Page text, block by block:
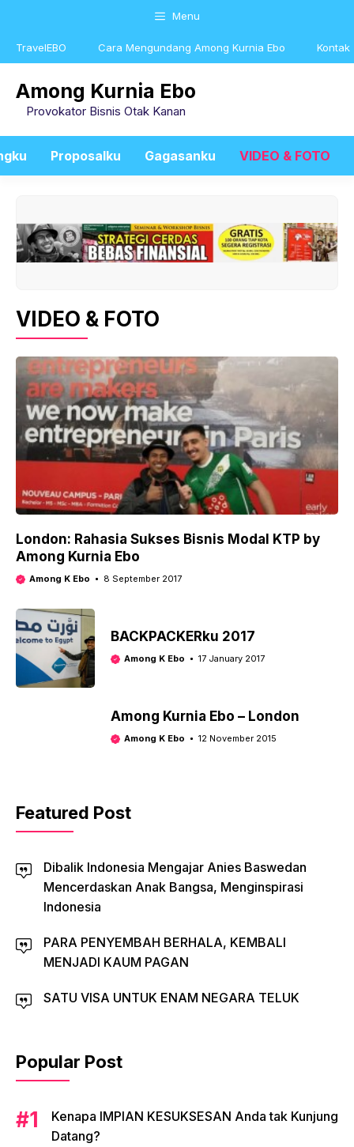
content
Menu
TravelEBO Cara Mengundang Among Kurnia Ebo Kontak
Among Kurnia Ebo
Provokator Bisnis Otak Kanan
Proposalku Gagasanku VIDEO & FOTO
VIDEO & FOTO
London: Rahasia Sukses Bisnis Modal KTP by
Among Kurnia Ebo
Among K Ebo 8 September 2017
BACKPACKERku 2017
Among K Ebo 17 January 2017
Among Kurnia Ebo – London
Among K Ebo 12 November 2015
Featured Post
Dibalik Indonesia Mengajar Anies Baswedan
Mencerdaskan Anak Bangsa, Menginspirasi
Indonesia
PARA PENYEMBAH BERHALA, KEMBALI
MENJADI KAUM PAGAN
SATU VISA UNTUK ENAM NEGARA TELUK
Popular Post
​Kenapa IMPIAN KESUKSESAN Anda tak Kunjung
Datang?